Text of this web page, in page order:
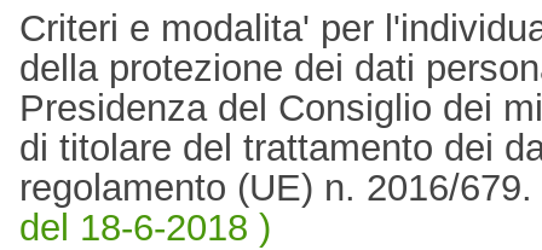
Criteri e modalita' per
della protezione dei dati
Presidenza del Consiglio dei
di titolare del trattamento dei
regolamento (UE) n. 2016/
del 18-6-2018 )